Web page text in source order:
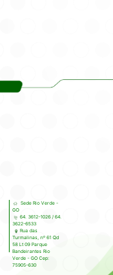
Sede Rio Verde -
GO
64. 3612-1026 / 64.
3622-6533
Rua das
Turmalinas, nº 61 Qd
58 Lt 09 Parque
Bandeirantes Rio
Verde - GO Cep:
75905-630